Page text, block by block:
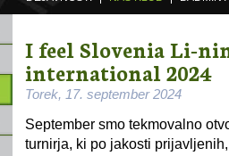
I feel Slovenia Li-
international 2024
Torek, 17. september 2024
September smo tekmovalno
turnirja, ki po jakosti